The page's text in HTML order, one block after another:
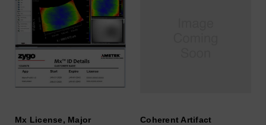
Mx License, Major
Coherent Artifact